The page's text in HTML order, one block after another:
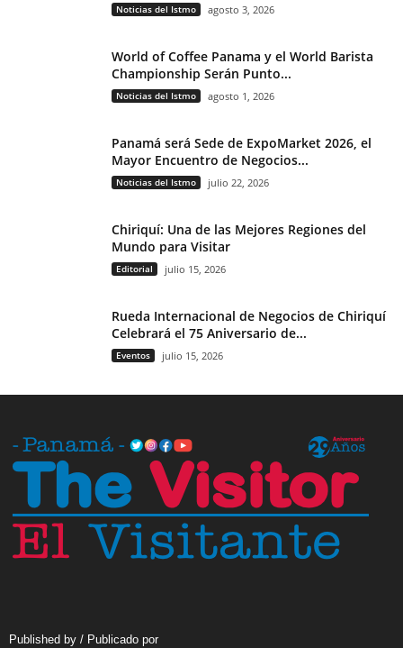
Noticias del Istmo agosto 3, 2026
World of Coffee Panama y el World Barista
Championship Serán Punto...
Noticias del Istmo agosto 1, 2026
Panamá será Sede de ExpoMarket 2026, el
Mayor Encuentro de Negocios...
Noticias del Istmo julio 22, 2026
Chiriquí: Una de las Mejores Regiones del
Mundo para Visitar
Editorial julio 15, 2026
Rueda Internacional de Negocios de Chiriquí
Celebrará el 75 Aniversario de...
Eventos julio 15, 2026
Published by / Publicado por